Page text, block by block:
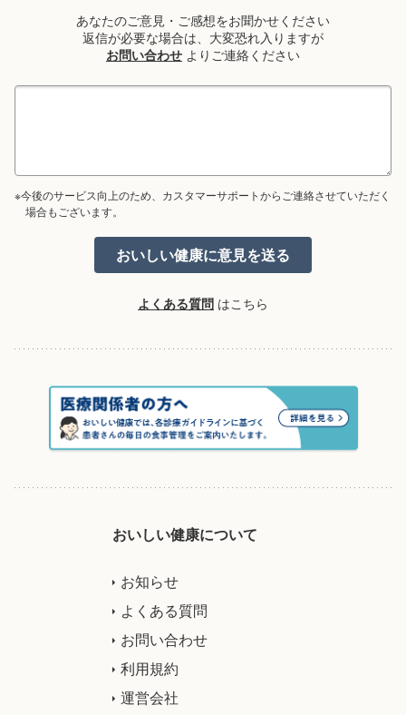
あなたのご意見・ご感想をお聞かせください
返信が必要な場合は、大変恐れ入りますが
お問い合わせ よりご連絡ください
※今後のサービス向上のため、カスタマーサポートからご連絡させていただく
場合もございます。
よくある質問 はこちら
おいしい健康について
お知らせ
よくある質問
お問い合わせ
利用規約
運営会社